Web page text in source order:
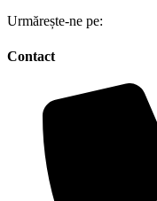
Urmărește-ne pe:
Contact